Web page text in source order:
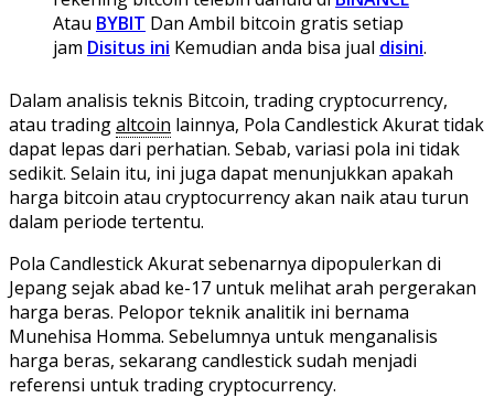
Atau BYBIT Dan Ambil bitcoin gratis setiap
jam Disitus ini Kemudian anda bisa jual disini.
Dalam analisis teknis Bitcoin, trading cryptocurrency,
atau tradingaltcoin lainnya, Pola Candlestick Akurat tidak
dapat lepas dari perhatian. Sebab, variasi pola ini tidak
sedikit. Selain itu, ini juga dapat menunjukkan apakah
harga bitcoin atau cryptocurrency akan naik atau turun
dalam periode tertentu.
Pola Candlestick Akurat sebenarnya dipopulerkan di
Jepang sejak abad ke-17 untuk melihat arah pergerakan
harga beras. Pelopor teknik analitik ini bernama
Munehisa Homma. Sebelumnya untuk menganalisis
harga beras, sekarang candlestick sudah menjadi
referensi untuk trading cryptocurrency.